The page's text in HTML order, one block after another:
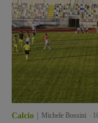
Calcio Michele Bossini